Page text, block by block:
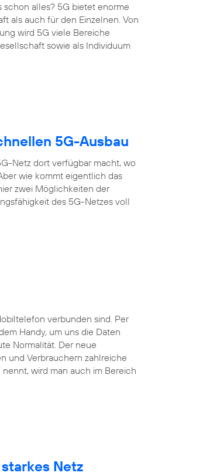
alles? 5G bietet enorme
als auch für den Einzelnen. Von
wird 5G viele Bereiche
sowie als Individuum
5G-Ausbau
Netz dort verfügbar macht, wo
wie kommt eigentlich das
zwei Möglichkeiten der
des 5G-Netzes voll
verbunden sind. Per
Handy, um uns die Daten
Normalität. Der neue
und Verbrauchern zahlreiche
wird man auch im Bereich
Netz